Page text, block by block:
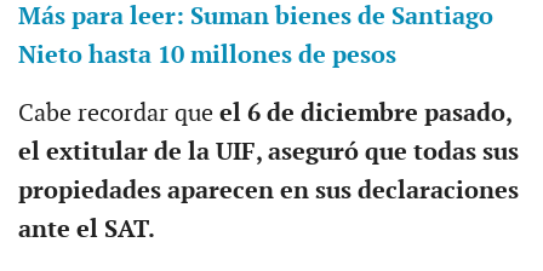
Más para leer: Suman bienes de Santiago
Nieto hasta 10 millones de pesos
Cabe recordar que el 6 de diciembre pasado,
el extitular de la UIF, aseguró que todas sus
propiedades aparecen en sus declaraciones
ante el SAT.